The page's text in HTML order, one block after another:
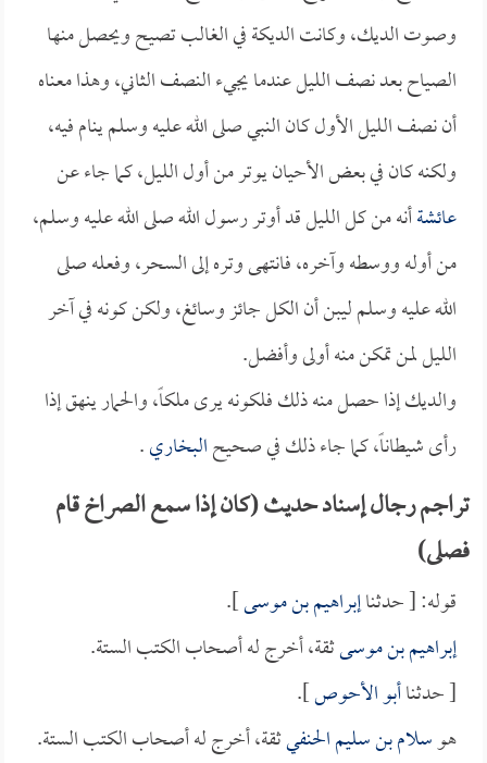
وصوت الديك، وكانت الديكة في الغالب تصيح ويحصل منها
الصياح بعد نصف الليل عندما يجيء النصف الثاني، وهذا معناه
أن نصف الليل الأول كان النبي صلى الله عليه وسلم ينام فيه،
ولكنه كان في بعض الأحيان يوتر من أول الليل، كما جاء عن
عائشةأنه من كل الليل قد أوتر رسول الله صلى الله عليه وسلم،
من أوله ووسطه وآخره، فانتهى وتره إلى السحر، وفعله صلى
الله عليه وسلم ليبن أن الكل جائز وسائغ، ولكن كونه في آخر
الليل لمن تمكن منه أولى وأفضل.
والديك إذا حصل منه ذلك فلكونه يرى ملكاً، والحمار ينهق إذا
رأى شيطاناً، كما جاء ذلك في صحيحالبخاري.
تراجم رجال إسناد حديث (كان إذا سمع الصراخ قام
فصلى)
قوله: [ حدثناإبراهيم بن موسى].
إبراهيم بن موسىثقة، أخرج له أصحاب الكتب الستة.
[ حدثناأبو الأحوص].
هوسلام بن سليم الحنفيثقة، أخرج له أصحاب الكتب الستة.